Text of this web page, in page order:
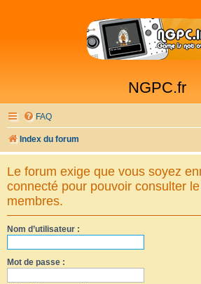
NGPC.fr
FAQ
Index du forum
Le forum exige que vous soyez
connecté pour pouvoir consulter
membres.
Nom d’utilisateur :
Mot de passe :